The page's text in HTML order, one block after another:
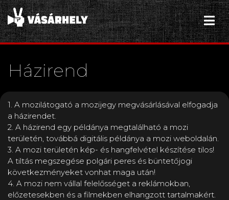
Házirend
1. A mozilátogató a mozijegy megvásárlásával elfogadja
a házirendet.
2. A házirend egy példánya megtalálható a mozi
területén, továbbá digitális példánya a mozi weboldalán.
3. A mozi területén kép- és hangfelvétel készítése tilos!
A tiltás megszegése polgári peres és büntetőjogi
következményeket vonhat maga után!
4. A mozi nem vállal felelősséget a reklámokban,
előzetesekben és a filmekben elhangzott tartalmakért.